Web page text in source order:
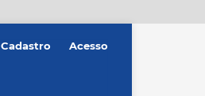
Cadastro Acesso